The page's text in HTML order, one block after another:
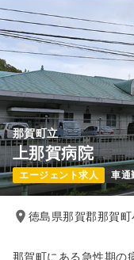
那賀町立
上那賀病院
エージェント求人 車通
徳島県那賀郡那賀
那賀町にある急性期の